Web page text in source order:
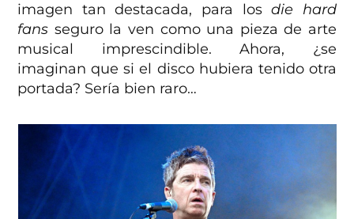
imagen tan destacada, para losdie hard
fans seguro la ven como una pieza de arte
musical imprescindible. Ahora, ¿se
imaginan que si el disco hubiera tenido otra
portada? Sería bien raro…